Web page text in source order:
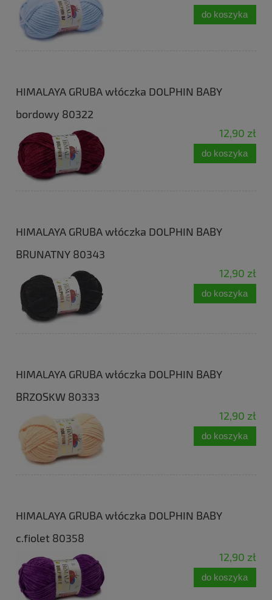
do koszyka
HIMALAYA GRUBA włóczka DOLPHIN BABY
bordowy 80322
12,90 zł
do koszyka
HIMALAYA GRUBA włóczka DOLPHIN BABY
BRUNATNY 80343
12,90 zł
do koszyka
HIMALAYA GRUBA włóczka DOLPHIN BABY
BRZOSKW 80333
12,90 zł
do koszyka
HIMALAYA GRUBA włóczka DOLPHIN BABY
c.fiolet 80358
12,90 zł
do koszyka